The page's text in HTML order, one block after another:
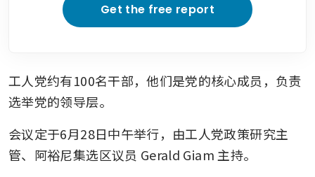
Get the free report
工人党约有100名干部，他们是党的核心成员，负责
选举党的领导层。
会议定于6月28日中午举行，由工人党政策研究主
管、阿裕尼集选区议员 Gerald Giam 主持。